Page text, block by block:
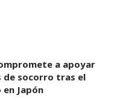
a apoyar
de socorro tras el
Japón